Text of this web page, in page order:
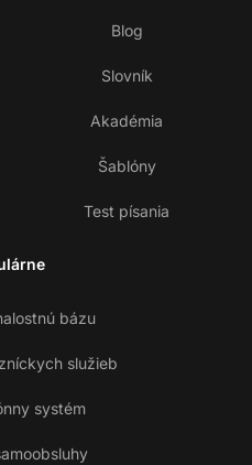
Blog
Slovník
Akadémia
Šablóny
Test písania
bázu
služieb
systém